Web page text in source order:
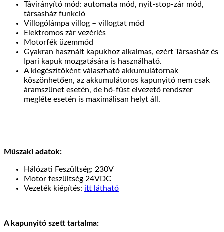
Távirányító mód: automata mód, nyit-stop-zár mód,
társasház funkció
Villogólámpa villog – villogtat mód
Elektromos zár vezérlés
Motorfék üzemmód
Gyakran használt kapukhoz alkalmas, ezért Társasház és
Ipari kapuk mozgatására is használható.
A kiegészítőként válaszható akkumulátornak
köszönhetően, az akkumulátoros kapunyitó nem csak
áramszünet esetén, de hő-füst elvezető rendszer
megléte esetén is maximálisan helyt áll.
Műszaki adatok:
Hálózati Feszültség: 230V
Motor feszültség 24VDC
Vezeték kiépítés: itt látható
A kapunyitó szett tartalma: